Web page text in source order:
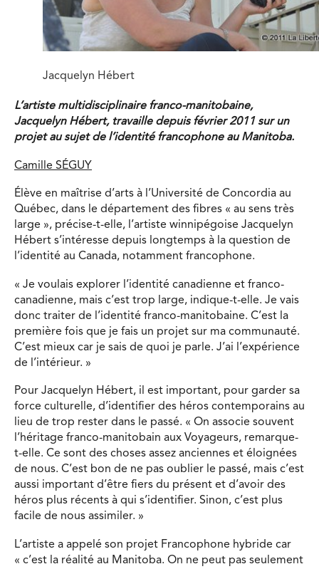
Jacquelyn Hébert
L’artiste multidisciplinaire franco-manitobaine,
Jacquelyn Hébert, travaille depuis février 2011 sur un
projet au sujet de l’identité francophone au Manitoba.
Camille SÉGUY
Élève en maîtrise d’arts à l’Université de Concordia au
Québec, dans le département des fibres « au sens très
large », précise-t-elle, l’artiste winnipégoise Jacquelyn
Hébert s’intéresse depuis longtemps à la question de
l’identité au Canada, notamment francophone.
« Je voulais explorer l’identité canadienne et franco-
canadienne, mais c’est trop large, indique-t-elle. Je vais
donc traiter de l’identité franco-manitobaine. C’est la
première fois que je fais un projet sur ma communauté.
C’est mieux car je sais de quoi je parle. J’ai l’expérience
de l’intérieur. »
Pour Jacquelyn Hébert, il est important, pour garder sa
force culturelle, d’identifier des héros contemporains au
lieu de trop rester dans le passé. « On associe souvent
l’héritage franco-manitobain aux Voyageurs, remarque-
t-elle. Ce sont des choses assez anciennes et éloignées
de nous. C’est bon de ne pas oublier le passé, mais c’est
aussi important d’être fiers du présent et d’avoir des
héros plus récents à qui s’identifier. Sinon, c’est plus
facile de nous assimiler. »
L’artiste a appelé son projet Francophone hybride car
« c’est la réalité au Manitoba. On ne peut pas seulement